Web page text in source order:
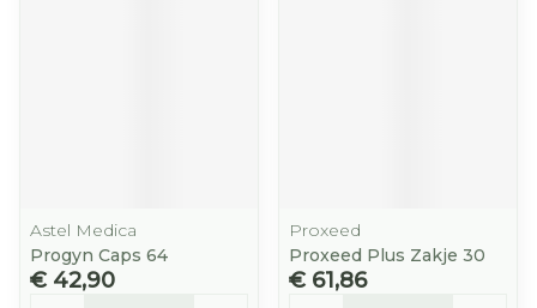
Astel Medica
Progyn Caps 64
€ 42,90
Proxeed
Proxeed Plus Zakje 30
€ 61,86